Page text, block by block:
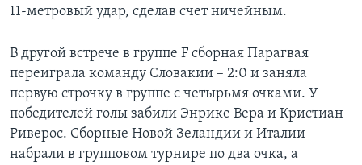
11-метровый удар, сделав счет ничейным.
В другой встрече в группе F сборная Парагвая
переиграла команду Словакии – 2:0 и заняла
первую строчку в группе с четырьмя очками. У
победителей голы забили Энрике Вера и Кристиан
Риверос. Сборные Новой Зеландии и Италии
набрали в групповом турнире по два очка, а